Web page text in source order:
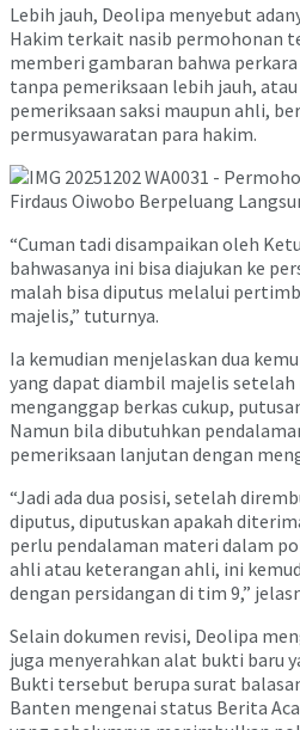
Lebih jauh, Deolipa menyebut
Hakim terkait nasib permohonan
memberi gambaran bahwa
tanpa pemeriksaan lebih jauh,
pemeriksaan saksi maupun ahli,
permusyawaratan para hakim.
“Cuman tadi disampaikan oleh
bahwasanya ini bisa diajukan ke
malah bisa diputus melalui
majelis,” tuturnya.
Ia kemudian menjelaskan dua
yang dapat diambil majelis setelah
menganggap berkas cukup,
Namun bila dibutuhkan
pemeriksaan lanjutan dengan
“Jadi ada dua posisi, setelah
diputus, diputuskan apakah
perlu pendalaman materi dalam
ahli atau keterangan ahli, ini
dengan persidangan di tim 9,”
Selain dokumen revisi, Deolipa
juga menyerahkan alat bukti baru
Bukti tersebut berupa surat
Banten mengenai status Berita